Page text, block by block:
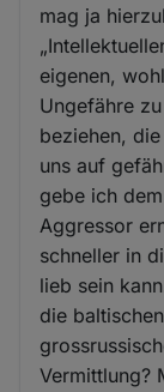
mag ja
eigenen,
Ungefähre
beziehen,
uns auf
gebe ich
Aggressor
schneller in
lieb sein
die
Vermittlung?